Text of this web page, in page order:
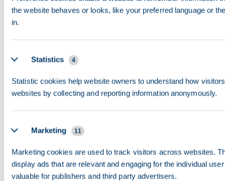
the website behaves or looks, like your preferred language or
in.
Statistics 4
Statistic cookies help website owners to understand how
websites by collecting and reporting information anonymously.
Marketing 11
Marketing cookies are used to track visitors across websites.
display ads that are relevant and engaging for the individual
valuable for publishers and third party advertisers.
Sisyphos og Watergate – byen sover næsten ikke i
over hele byen
Grønne områder: Tiergarten, Tempelhofer Feld (en
tidligere lufthavn forvandlet til park) og Mauerpark-
loppemarkedet
Brandenburger Tor og Checkpoint Charlie
Mad og restauranter